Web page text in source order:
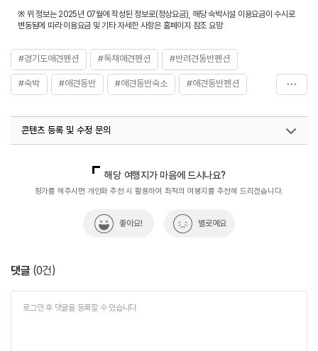
※ 위 정보는 2025년 07월에 작성된 정보로(정상요금), 해당 숙박시설 이용요금이 수시로
변동됨에 따라 이용요금 및 기타 자세한 사항은 홈페이지 참조 요망
#경기도애견펜션 #독채애견펜션 #반려견동반펜션
#숙박 #애견동반 #애견동반숙소 #애견동반펜션
#연천여행 #연천펜션
콘텐츠 등록 및 수정 문의
해당 여행지가 마음에 드시나요?
평가를 해주시면 개인화 추천 시 활용하여 최적의 여행지를 추천해 드리겠습니다.
좋아요! 별로예요
댓글 (0건)